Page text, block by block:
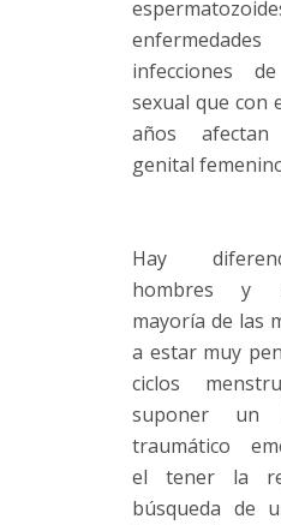
infecciones
sexual que con
años
genital
Hay
hombres y
mayoría de las
a estar muy
ciclos
suponer un
traumático
el tener la
búsqueda de